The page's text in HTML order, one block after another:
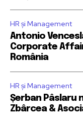
HR și Management
Antonio
Corporate
România
HR și Management
Șerban Pâslaru
Zbârcea &